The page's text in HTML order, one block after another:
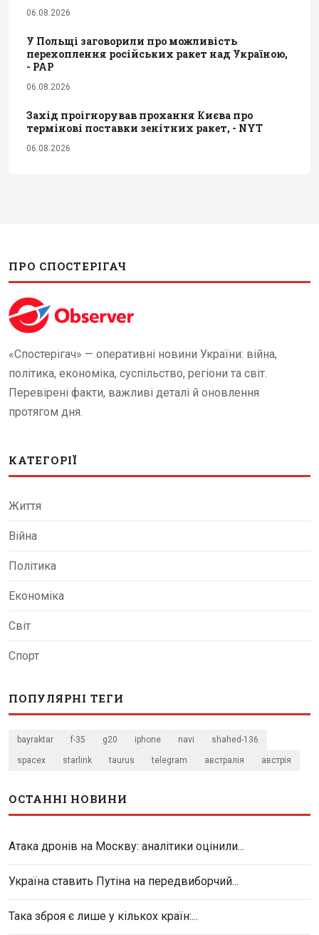
06.08.2026
У Польщі заговорили про можливість
перехоплення російських ракет над Україною,
- PAP
06.08.2026
Захід проігнорував прохання Києва про
термінові поставки зенітних ракет, - NYT
06.08.2026
ПРО СПОСТЕРІГАЧ
«Спостерігач» — оперативні новини України: війна,
політика, економіка, суспільство, регіони та світ.
Перевірені факти, важливі деталі й оновлення
протягом дня.
КАТЕГОРІЇ
Життя
Війна
Політика
Економіка
Світ
Спорт
ПОПУЛЯРНІ ТЕГИ
bayraktar f-35 g20 iphone navi shahed-136
spacex starlink taurus telegram австралія австрія
ОСТАННІ НОВИНИ
Атака дронів на Москву: аналітики оцінили...
Україна ставить Путіна на передвиборчий...
Така зброя є лише у кількох країн:...